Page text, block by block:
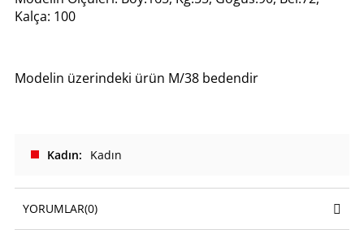
Kalça: 100
Modelin üzerindeki ürün M/38 bedendir
Kadın Kadın
YORUMLAR(0)